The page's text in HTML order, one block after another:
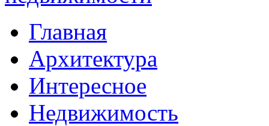
Главная
Архитектура
Интересное
Недвижимость